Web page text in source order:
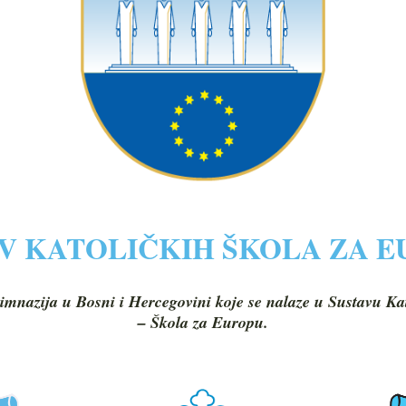
KATOLIČKIH ŠKOLA ZA
u Bosni i Hercegovini koje se nalaze u Sustavu
– Škola za Europu.